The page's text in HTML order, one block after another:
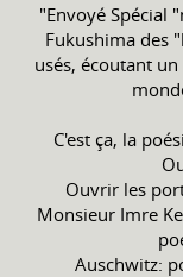
"Envoyé Spécial
Fukushima des
usés, écoutant
C'est ça, la
Ouvrir les
Monsieur Imre
Auschwitz: